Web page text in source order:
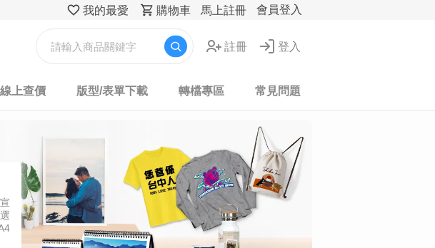
我的最愛 購物車 馬上註冊 會員登入
註冊 登入
線上查價 版型/表單下載 轉檔專區 常見問題